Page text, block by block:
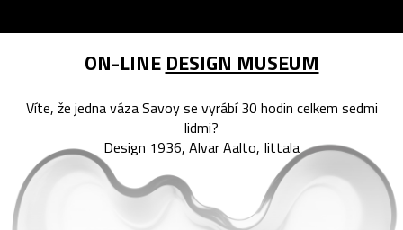
ON-LINE DESIGN MUSEUM
Víte, že jedna váza Savoy se vyrábí 30 hodin celkem sedmi
lidmi?
Design 1936, Alvar Aalto, Iittala